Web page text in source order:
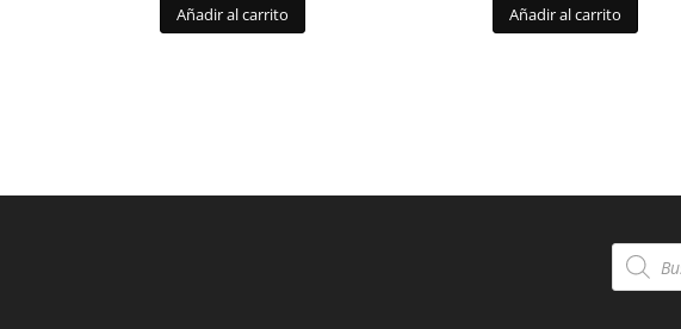
Añadir al carrito Añadir al carrito
Búsqueda
de